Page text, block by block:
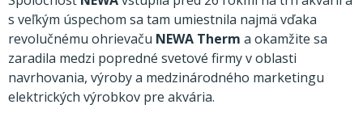
s veľkým úspechom sa tam umiestnila najmä vďaka
revolučnému ohrievaču NEWA Therm a okamžite sa
zaradila medzi popredné svetové firmy v oblasti
navrhovania, výroby a medzinárodného marketingu
elektrických výrobkov pre akvária.
i
s
p
r